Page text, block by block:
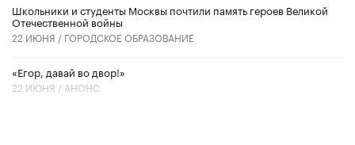
Школьники и студенты Москвы почтили память героев Великой
Отечественной войны
22 ИЮНЯ / ГОРОДСКОЕ ОБРАЗОВАНИЕ
«Егор, давай во двор!»
22 ИЮНЯ / АНОНС